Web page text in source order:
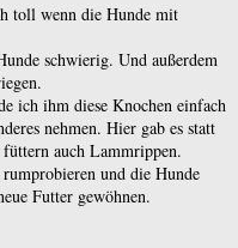
toll wenn die Hunde mit
schwierig. Und außerdem
ich ihm diese Knochen einfach
nehmen. Hier gab es statt
auch Lammrippen.
und die Hunde
Futter gewöhnen.